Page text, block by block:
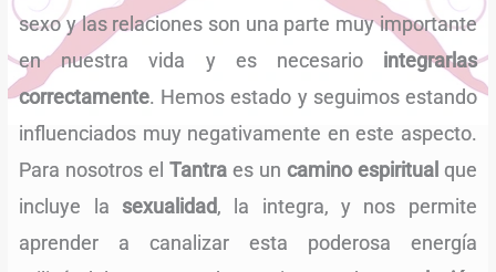
sexo y las relaciones son una parte muy importante
en nuestra vida y es necesario integrarlas
correctamente. Hemos estado y seguimos estando
influenciados muy negativamente en este aspecto.
Para nosotros elTantra es un camino espiritual que
incluye la sexualidad, la integra, y nos permite
aprender a canalizar esta poderosa energía